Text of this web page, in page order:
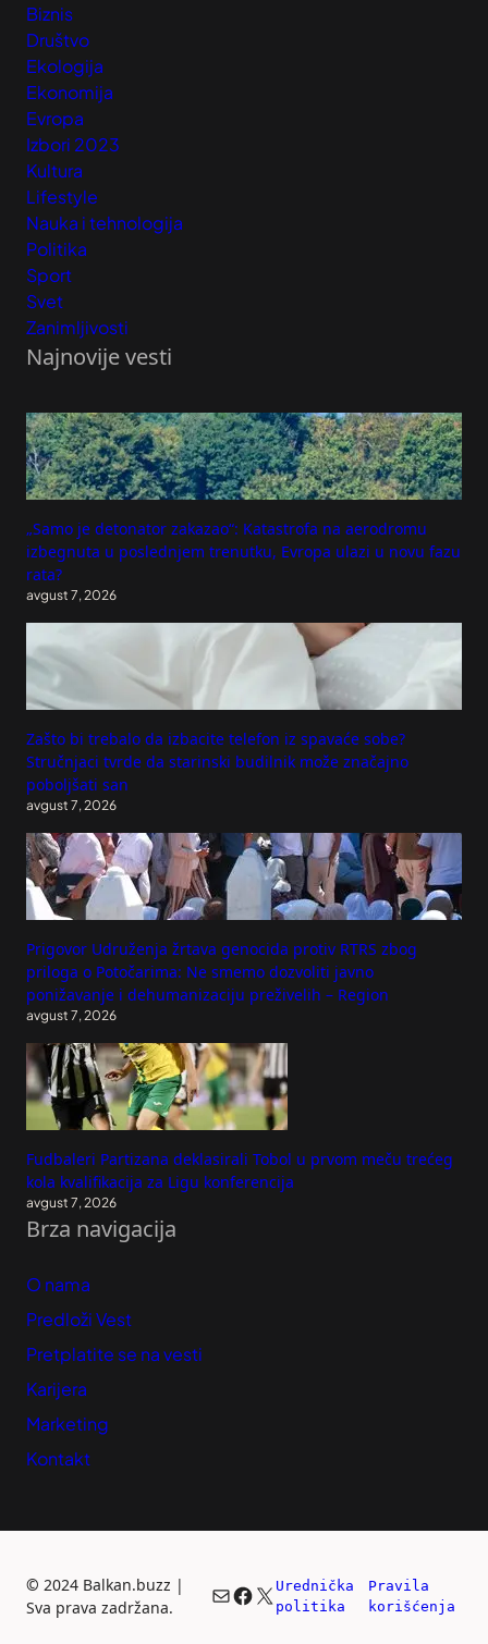
Biznis
Društvo
Ekologija
Ekonomija
Evropa
Izbori 2023
Kultura
Lifestyle
Nauka i tehnologija
Politika
Sport
Svet
Zanimljivosti
Najnovije vesti
„Samo je detonator zakazao“: Katastrofa na aerodromu
izbegnuta u poslednjem trenutku, Evropa ulazi u novu fazu
rata?
avgust 7, 2026
Zašto bi trebalo da izbacite telefon iz spavaće sobe?
Stručnjaci tvrde da starinski budilnik može značajno
poboljšati san
avgust 7, 2026
Prigovor Udruženja žrtava genocida protiv RTRS zbog
priloga o Potočarima: Ne smemo dozvoliti javno
ponižavanje i dehumanizaciju preživelih – Region
avgust 7, 2026
Fudbaleri Partizana deklasirali Tobol u prvom meču trećeg
kola kvalifikacija za Ligu konferencija
avgust 7, 2026
Brza navigacija
O nama
Predloži Vest
Pretplatite se na vesti
Karijera
Marketing
Kontakt
© 2024 Balkan.buzz |
Sva prava zadržana.
Mail
Facebook
X Urednička
politika
Pravila
korišćenja